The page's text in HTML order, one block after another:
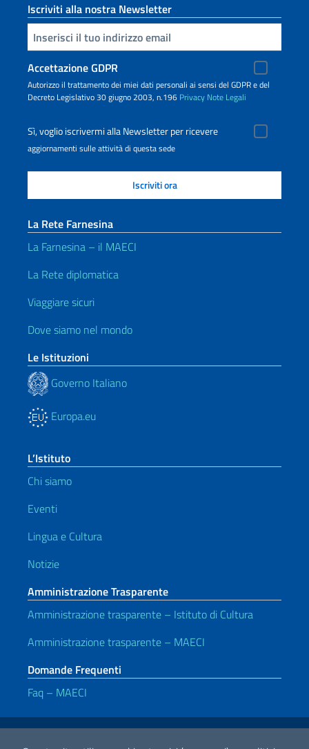
Iscriviti alla nostra Newsletter
Inserisci la tua email
Accettazione GDPR
Autorizzo il trattamento dei miei dati personali ai sensi del GDPR e del
Decreto Legislativo 30 giugno 2003, n.196 Privacy Note Legali
Sì, voglio iscrivermi alla Newsletter per ricevere
aggiornamenti sulle attività di questa sede
La Rete Farnesina
La Farnesina – il MAECI
La Rete diplomatica
Viaggiare sicuri
Dove siamo nel mondo
Le Istituzioni
Governo Italiano
Europa.eu
L’Istituto
Chi siamo
Eventi
Lingua e Cultura
Notizie
Amministrazione Trasparente
Amministrazione trasparente – Istituto di Cultura
Amministrazione trasparente – MAECI
Domande Frequenti
Faq – MAECI
Link Utili